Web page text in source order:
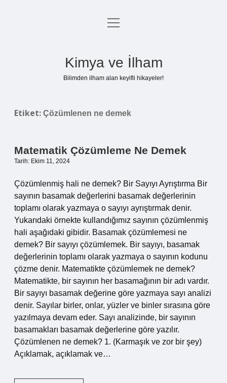
Anasayfa
menüyü
Kimya ve İlham
Bilimden ilham alan keyifli hikayeler!
Etiket: Çözümlenen ne demek
Matematik Çözümleme Ne Demek
Tarih: Ekim 11, 2024
Çözümlenmiş hali ne demek? Bir Sayıyı Ayrıştırma Bir
sayının basamak değerlerini basamak değerlerinin
toplamı olarak yazmaya o sayıyı ayrıştırmak denir.
Yukarıdaki örnekte kullandığımız sayının çözümlenmiş
hali aşağıdaki gibidir. Basamak çözümlemesi ne
demek? Bir sayıyı çözümlemek. Bir sayıyı, basamak
değerlerinin toplamı olarak yazmaya o sayının kodunu
çözme denir. Matematikte çözümlemek ne demek?
Matematikte, bir sayının her basamağının bir adı vardır.
Bir sayıyı basamak değerine göre yazmaya sayı analizi
denir. Sayılar birler, onlar, yüzler ve binler sırasına göre
yazılmaya devam eder. Sayı analizinde, bir sayının
basamakları basamak değerlerine göre yazılır.
Çözümlenen ne demek? 1. (Karmaşık ve zor bir şey)
Açıklamak, açıklamak ve…